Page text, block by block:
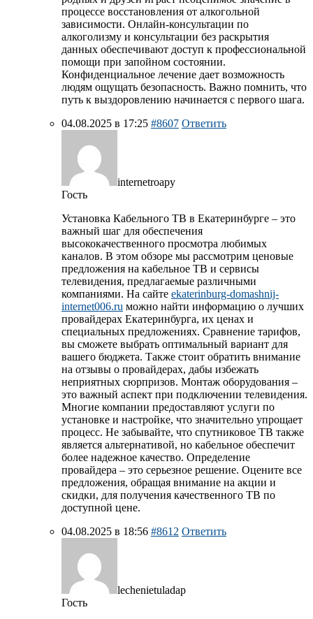
процессе восстановления от алкогольной
зависимости. Онлайн-консультации по
алкоголизму и консультации без раскрытия
данных обеспечивают доступ к профессиональной
помощи при запойном состоянии.
Конфиденциальное лечение дает возможность
людям ощущать безопасность. Важно помнить, что
путь к выздоровлению начинается с первого шага.
04.08.2025 в 17:25 #8607 Ответить
internetroapy
Гость
Установка Кабельного ТВ в Екатеринбурге – это
важный шаг для обеспечения
высококачественного просмотра любимых
каналов. В этом обзоре мы рассмотрим ценовые
предложения на кабельное ТВ и сервисы
телевидения, предлагаемые различными
компаниями. На сайте ekaterinburg-domashnij-
internet006.ru можно найти информацию о лучших
провайдерах Екатеринбурга, их ценах и
специальных предложениях. Сравнение тарифов,
вы сможете выбрать оптимальный вариант для
вашего бюджета. Также стоит обратить внимание
на отзывы о провайдерах, дабы избежать
неприятных сюрпризов. Монтаж оборудования –
это важный аспект при подключении телевидения.
Многие компании предоставляют услуги по
установке и настройке, что значительно упрощает
процесс. Не забывайте, что спутниковое ТВ также
является альтернативой, но кабельное обеспечит
более надежное качество. Определение
провайдера – это серьезное решение. Оцените все
предложения, обращая внимание на акции и
скидки, для получения качественного ТВ по
доступной цене.
04.08.2025 в 18:56 #8612 Ответить
lechenietuladap
Гость